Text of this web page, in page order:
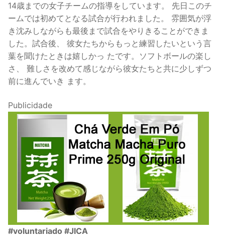
14歳までの女子チームの指導をしています。 先日このチ
ームでは初めてとなる試合が行われました。 雰囲気が浮
き沈みしながらも最後まで試合をやりきることができま
した。試合後、 彼女たちからもっと練習したいという言
葉を聞けたときは嬉しかっ たです。ソフトボールの楽し
さ、 難しさを改めて感じながら彼女たちと共に少しずつ
前に進んでいき ます。
Publicidade
#voluntariado #JICA